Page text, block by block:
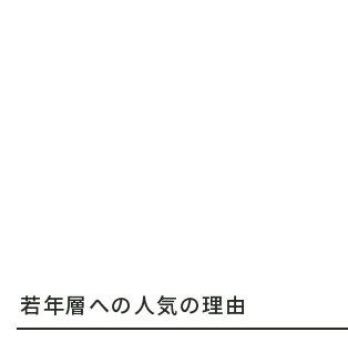
若年層への人気の理由